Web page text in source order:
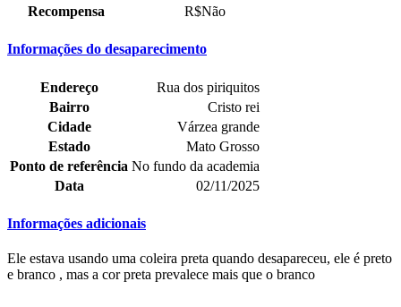
Recompensa
R$Não
Informações do desaparecimento
Endereço
Rua dos piriquitos
Bairro
Cristo rei
Cidade
Várzea grande
Estado
Mato Grosso
Ponto de referência No fundo da academia
Data
02/11/2025
Informações adicionais
Ele estava usando uma coleira preta quando desapareceu, ele é preto
e branco , mas a cor preta prevalece mais que o branco